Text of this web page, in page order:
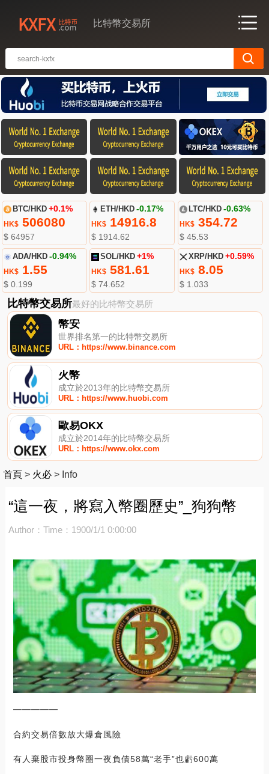
比特幣交易所
BTC/HKD +0.1%
HK$506080
$ 64957
ETH/HKD -0.17%
HK$ 14916.8
$ 1914.62
LTC/HKD -0.63%
HK$354.72
$ 45.53
ADA/HKD -0.94%
HK$1.55
$ 0.199
SOL/HKD +1%
HK$ 581.61
$ 74.652
XRP/HKD +0.59%
HK$8.05
$ 1.033
比特幣交易所最好的比特幣交易所
幣安
世界排名第一的比特幣交易所
URL：https://www.binance.com
火幣
成立於2013年的比特幣交易所
URL：https://www.huobi.com
歐易OKX
成立於2014年的比特幣交易所
URL：https://www.okx.com
首頁 > 火必 > Info
“這一夜，將寫入幣圈歷史”_狗狗幣
Author： Time：1900/1/1 0:00:00
━━━━━
合約交易倍數放大爆倉風險
有人棄股市投身幣圈一夜負債58萬“老手”也虧600萬